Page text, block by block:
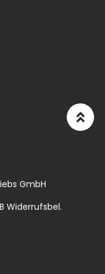
GmbH
Widerrufsbel.